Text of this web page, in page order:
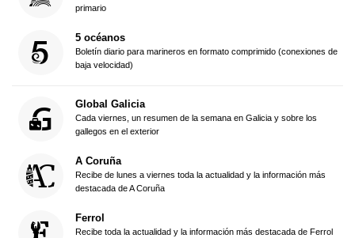
primario
5 océanos
Boletín diario para marineros en formato comprimido (conexiones de
baja velocidad)
Global Galicia
Cada viernes, un resumen de la semana en Galicia y sobre los
gallegos en el exterior
A Coruña
Recibe de lunes a viernes toda la actualidad y la información más
destacada de A Coruña
Ferrol
Recibe toda la actualidad y la información más destacada de Ferrol